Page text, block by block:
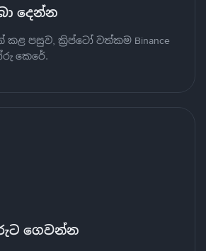
දෙන්න
පසුව, ක්‍රිප්ටෝ වත්කම Binance
කෙරේ.
ගෙවන්න